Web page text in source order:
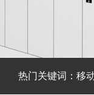
热门关键词：移